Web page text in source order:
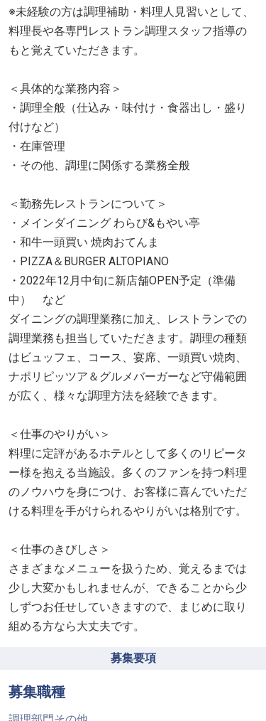
※未経験の方は調理補助・料理人見習いとして、
料理長や各専門レストラン調理スタッフ指導の
もと覚えていただきます。
＜具体的な業務内容＞
・調理全般（仕込み・味付け・食器出し・盛り
付けなど）
・在庫管理
・その他、調理に関係する業務全般
＜勤務先レストランについて＞
・メインダイニング わらび&もやい亭
・和牛一頭買い 焼肉おてんま
・PIZZA＆BURGER ALTOPIANO
・2022年12月中旬に新店舗OPEN予定（準備
中） など
ダイニングの調理業務に加え、レストランでの
調理業務も担当していただきます。調理の種類
はビュッフェ、コース、宴席、一頭買い焼肉、
ナポリピッツア＆グルメバーガーなど守備範囲
が広く、様々な調理方法を経験できます。
＜仕事のやりがい＞
料理に定評があるホテルとして多くのリピータ
ー様を抱える当施設。多くのファンを持つ料理
のノウハウを身につけ、お客様に喜んでいただ
ける料理を手がけられるやりがいは格別です。
＜仕事のきびしさ＞
さまざまなメニューを扱うため、覚えるまでは
少し大変かもしれませんが、できることから少
しずつお任せしていきますので、まじめに取り
組める方なら大丈夫です。
募集要項
募集職種